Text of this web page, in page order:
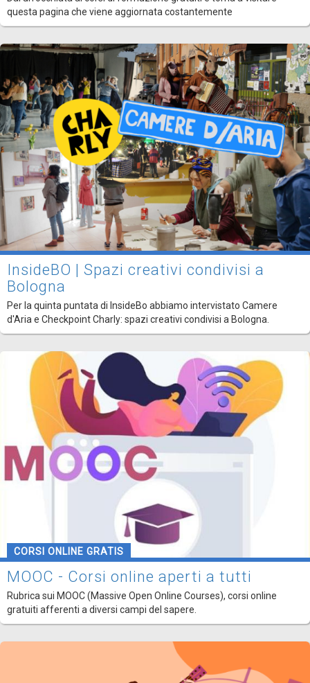
questa pagina che viene aggiornata costantemente
InsideBO | Spazi creativi condivisi a
Bologna
Per la quinta puntata di InsideBo abbiamo intervistato Camere
d'Aria e Checkpoint Charly: spazi creativi condivisi a Bologna.
CORSI ONLINE GRATIS
MOOC - Corsi online aperti a tutti
Rubrica sui MOOC (Massive Open Online Courses), corsi online
gratuiti afferenti a diversi campi del sapere.